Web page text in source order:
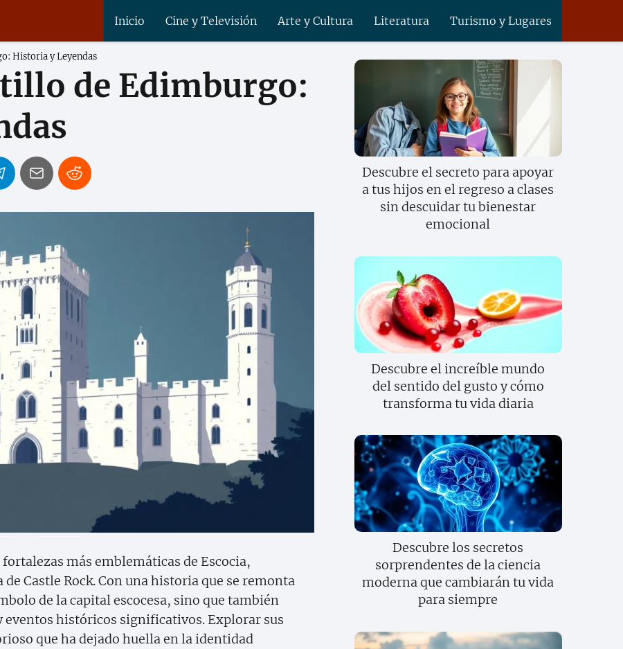
Inicio Cine y Televisión Arte y Cultura Literatura Turismo y Lugares
Historia y Leyendas
de Edimburgo:
fortalezas más emblemáticas de Escocia,
Castle Rock. Con una historia que se remonta
de la capital escocesa, sino que también
eventos históricos significativos. Explorar sus
que ha dejado huella en la identidad
Descubre el secreto para apoyar
a tus hijos en el regreso a clases
sin descuidar tu bienestar
emocional
Descubre el increíble mundo
del sentido del gusto y cómo
transforma tu vida diaria
Descubre los secretos
sorprendentes de la ciencia
moderna que cambiarán tu vida
para siempre